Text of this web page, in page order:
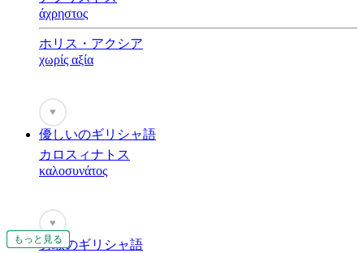
もっと見る
もっと見る
もっと見る
もっと見る
もっと見る
άχρηστος
ホリス・アクシア
χωρίς αξία
もっと見る
♥
優しいのギリシャ語
カロスィナトス
καλοσυνάτος
♥
勇敢のギリシャ語